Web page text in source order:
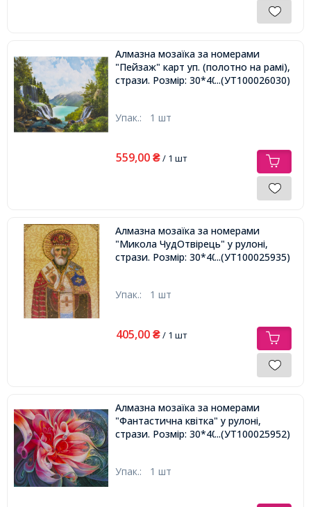
Алмазна мозаїка за номерами
"Пейзаж" карт уп. (полотно на рамі),
стрази. Розмір: 30*40 см...(УТ100026030)
Упак.: 1 шт
559,00 ₴/ 1 шт
Алмазна мозаїка за номерами
"Микола ЧудОтвірець" у рулоні,
стрази. Розмір: 30*40 см...(УТ100025935)
Упак.: 1 шт
405,00 ₴/ 1 шт
Алмазна мозаїка за номерами
"Фантастична квітка" у рулоні,
стрази. Розмір: 30*40 см...(УТ100025952)
Упак.: 1 шт